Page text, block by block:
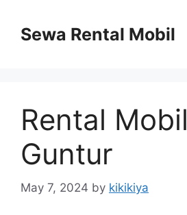
contentSewa Rental Mobil
Rental Mobil
Guntur
May 7, 2024 by kikikiya